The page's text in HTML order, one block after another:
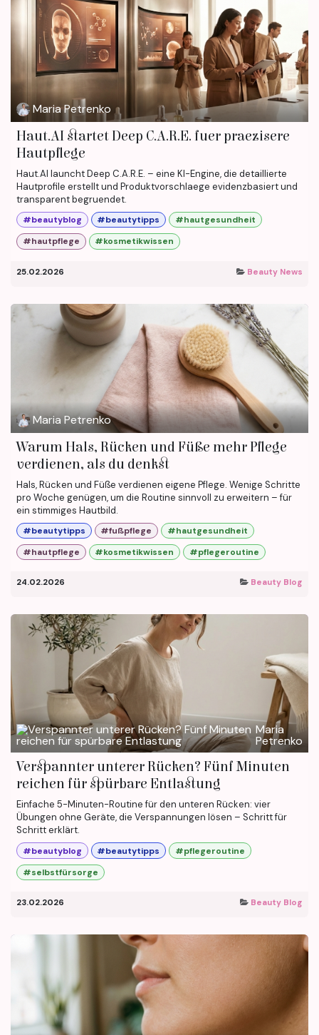
Maria Petrenko
Haut.AI startet Deep C.A.R.E. fuer praezisere
Hautpflege
Haut.AI launcht Deep C.A.R.E. – eine KI-Engine, die detaillierte
Hautprofile erstellt und Produktvorschlaege evidenzbasiert und
transparent begruendet.
#beautyblog #beautytipps
#hautgesundheit
#hautpflege
#kosmetikwissen
25.02.2026 Beauty News
Maria Petrenko
Warum Hals, Rücken und Füße mehr Pflege
verdienen, als du denkst
Hals, Rücken und Füße verdienen eigene Pflege. Wenige Schritte
pro Woche genügen, um die Routine sinnvoll zu erweitern – für
ein stimmiges Hautbild.
#beautytipps #fußpflege
#hautgesundheit
#hautpflege
#kosmetikwissen #pflegeroutine
24.02.2026 Beauty Blog
Maria
Petrenko
Verspannter unterer Rücken? Fünf Minuten
reichen für spürbare Entlastung
Einfache 5-Minuten-Routine für den unteren Rücken: vier
Übungen ohne Geräte, die Verspannungen lösen – Schritt für
Schritt erklärt.
#beautyblog #beautytipps
#pflegeroutine
#selbstfürsorge
23.02.2026 Beauty Blog